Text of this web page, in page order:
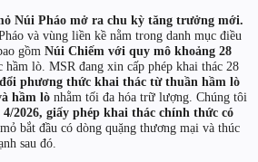
Núi Pháo mở ra chu kỳ tăng trưởng mới.
và vùng liền kề nằm trong danh mục điều
gồm Núi Chiếm với quy mô khoảng 28
hầm lò. MSR đang xin cấp phép khai thác 28
phương thức khai thác từ thuần hầm lò
hầm lò nhằm tối đa hóa trữ lượng. Chúng tôi
2026, giấy phép khai thác chính thức có
mỏ bắt đầu có dòng quặng thương mại và thúc
sau đó.